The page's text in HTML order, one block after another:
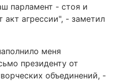
парламент - стоя и
агрессии", - заметил
меня
президенту от
объединений, -